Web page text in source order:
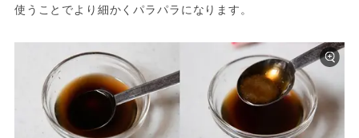
使うことでより細かくパラパラになります。